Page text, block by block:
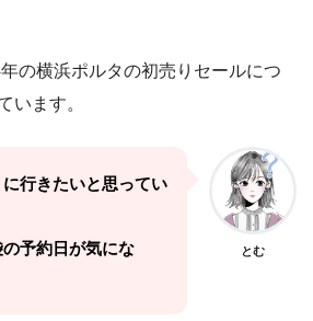
の横浜ポルタの初売りセールにつ
います。
行きたいと思ってい
予約日が気にな
とむ